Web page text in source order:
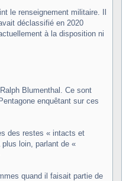
le renseignement militaire. Il
déclassifié en 2020
à la disposition ni
Blumenthal. Ce sont
enquêtant sur ces
des restes « intacts et
loin, parlant de «
quand il faisait partie de